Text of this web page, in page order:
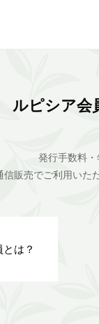
ルピシア会
発行手数料
販売でご利用いた
は？